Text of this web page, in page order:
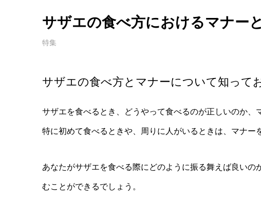
サザエの食べ方におけるマナー
特集
サザエの食べ方とマナーについて知って
サザエを食べるとき、どうやって食べるのが正しいのか
特に初めて食べるときや、周りに人がいるときは、マナー
あなたがサザエを食べる際にどのように振る舞えば良い
むことができるでしょう。